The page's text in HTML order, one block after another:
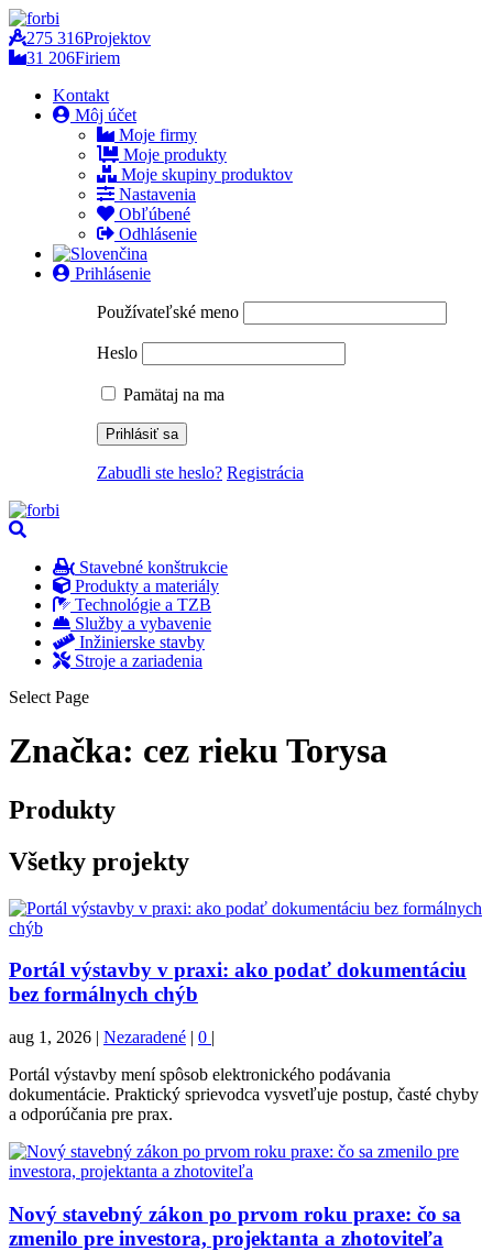
275 316Projektov
31 206Firiem
Kontakt
Môj účet
Moje firmy
Moje produkty
Moje skupiny produktov
Nastavenia
Obľúbené
Odhlásenie
Prihlásenie
Používateľské meno
Heslo
Pamätaj na ma
Zabudli ste heslo? Registrácia
Stavebné konštrukcie
Produkty a materiály
Technológie a TZB
Služby a vybavenie
Inžinierske stavby
Stroje a zariadenia
Select Page
Značka: cez rieku Torysa
Produkty
Všetky projekty
Portál výstavby v praxi: ako podať dokumentáciu
bez formálnych chýb
aug 1, 2026 | Nezaradené | 0 |
Portál výstavby mení spôsob elektronického podávania
dokumentácie. Praktický sprievodca vysvetľuje postup, časté chyby
a odporúčania pre prax.
Nový stavebný zákon po prvom roku praxe: čo sa
zmenilo pre investora, projektanta a zhotoviteľa